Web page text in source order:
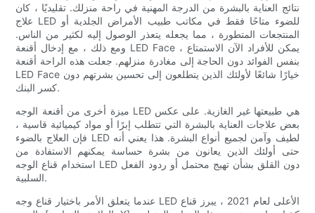
نتائج العناية بالبشرة من الدرجة المهنية في راحة منزلك. تقليديًا ، كان
علاج LED للضوء متاحًا فقط في مكاتب طبيب الأمراض الجلدية أو
المنتجعات المتطورة ، مما يجعله يتعذر الوصول إليه لكثير من الناس.
ومع ذلك ، مع إدخال أقنعة LED Face ، يمكن للأفراد الآن الاستمتاع
بنفس الفوائد دون الحاجة إلى مغادرة منزلهم. جعلت هذه الراحة أقنعة
LED Face خيارًا شائعًا لأولئك الذين يتطلعون إلى تحسين بشرتهم دون
كسر البنك.
ميزة أخرى من أقنعة الوجه LED هي طبيعتها غير الغازية. على عكس
بعض علاجات العناية بالبشرة التي تتطلب إبرًا أو مواد كيميائية قاسية ،
فإن العلاج بالضوء LED لطيف وآمن لجميع أنواع البشرة. هذا يعني أنه
حتى أولئك الذين يعانون من بشرة حساسة يمكنهم الاستفادة من
استخدام قناع الوجه LED دون القلق بشأن تهيج محتمل أو ردود الفعل
السلبية.
عندما يتعلق الأمر باختيار قناع وجه LED الأعلى لعام 2021 ، يبرز قناع